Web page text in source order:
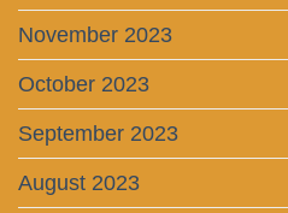
November 2023
October 2023
September 2023
August 2023